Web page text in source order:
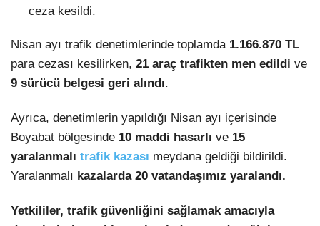
ceza kesildi.
Nisan ayı trafik denetimlerinde toplamda 1.166.870 TL
para cezası kesilirken, 21 araç trafikten men edildi ve
9 sürücü belgesi geri alındı.
Ayrıca, denetimlerin yapıldığı Nisan ayı içerisinde
Boyabat bölgesinde 10 maddi hasarlı ve 15
yaralanmalı trafik kazası meydana geldiği bildirildi.
Yaralanmalı kazalarda 20 vatandaşımız yaralandı.
Yetkililer, trafik güvenliğini sağlamak amacıyla